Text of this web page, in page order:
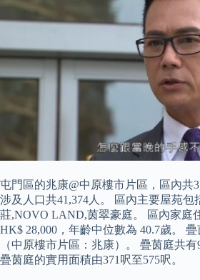
屯門區的兆康@中原樓市片區，區內共
涉及人口共41,374人。 區內主要屋苑包
莊,NOVO LAND,茵翠豪庭。 區內家庭
HK$ 28,000，年齡中位數為 40.7歲。
（中原樓市片區：兆康）。 疊茵庭共有
疊茵庭的實用面積由371呎至575呎。